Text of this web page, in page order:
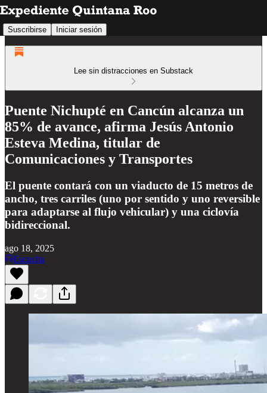
Suscribirse Iniciar sesión
Lee sin distracciones en Substack
Puente Nichupté en Cancún alcanza un
85% de avance, afirma Jesús Antonio
Esteva Medina, titular de
Comunicaciones y Transportes
El puente contará con un viaducto de 15 metros de
ancho, tres carriles (uno por sentido y uno reversible
para adaptarse al flujo vehicular) y una ciclovía
bidireccional.
ago 18, 2025
Escucha